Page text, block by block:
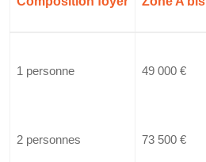
1 personne 49 000 €
2 personnes 73 500 €